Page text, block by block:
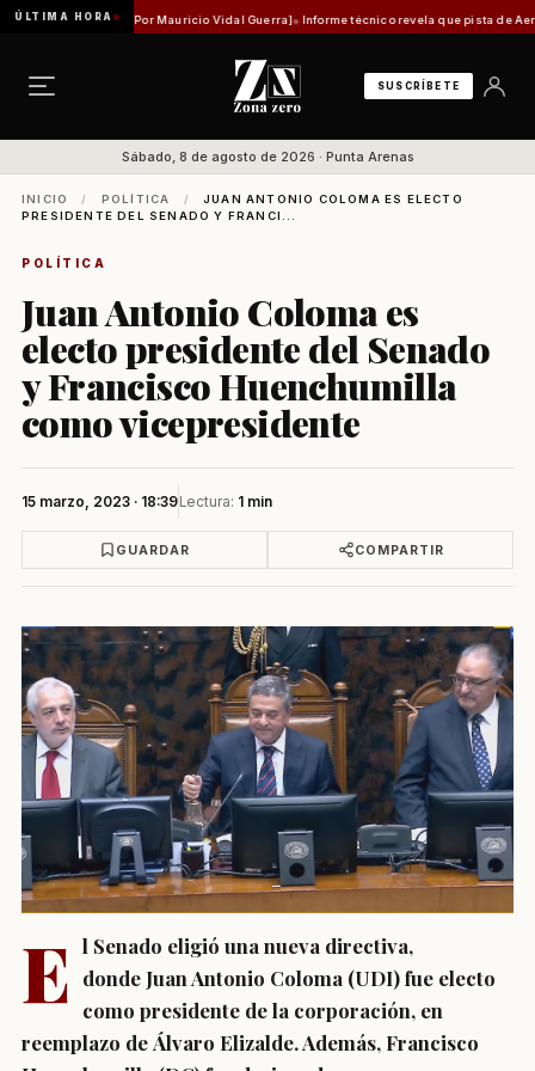
ÚLTIMA HORA
histórica [Por Mauricio Vidal Guerra] Informe técnico revela que pista de
SUSCRÍBETE
Sábado, 8 de agosto de 2026 · Punta Arenas
INICIO / POLÍTICA /
JUAN ANTONIO COLOMA ES ELECTO
PRESIDENTE DEL SENADO Y FRANCI...
POLÍTICA
Juan Antonio Coloma es
electo presidente del Senado
y Francisco Huenchumilla
como vicepresidente
15 marzo, 2023 · 18:39Lectura: 1 min
GUARDAR COMPARTIR
E l Senado eligió una nueva directiva,
donde Juan Antonio Coloma (UDI) fue electo
como presidente de la corporación, en
reemplazo de Álvaro Elizalde. Además, Francisco